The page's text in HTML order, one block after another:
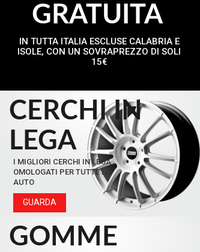
GRATUITA
IN TUTTA ITALIA ESCLUSE CALABRIA E
ISOLE, CON UN SOVRAPREZZO DI SOLI
15€
CERCHI IN
LEGA
I MIGLIORI CERCHI IN LEGA
OMOLOGATI PER TUTTE LE
AUTO
GUARDA
GOMME